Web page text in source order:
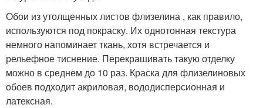
Обои из утолщенных листов флизелина , как правило,
используются под покраску. Их однотонная текстура
немного напоминает ткань, хотя встречается и
рельефное тиснение. Перекрашивать такую отделку
можно в среднем до 10 раз. Краска для флизелиновых
обоев подходит акриловая, вододисперсионная и
латексная.